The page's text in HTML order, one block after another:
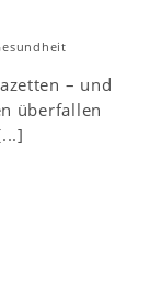
– und
überfallen